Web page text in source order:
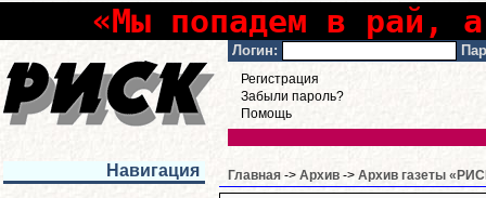
«Мы попадем в рай,
Логин:
Регистрация
Забыли пароль?
Помощь
Навигация Главная -> Архив -> Архив газеты